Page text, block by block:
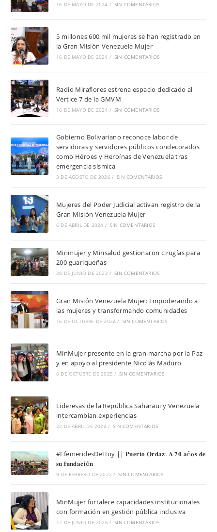
16 DE MAYO DE 2024 / SIN COMENTARIOS
5 millones 600 mil mujeres se han registrado en
la Gran Misión Venezuela Mujer
16 DE MAYO DE 2024 / SIN COMENTARIOS
Radio Miraflores estrena espacio dedicado al
Vértice 7 de la GMVM
16 DE MAYO DE 2024 / SIN COMENTARIOS
Gobierno Bolivariano reconoce labor de
servidoras y servidores públicos condecorados
como Héroes y Heroínas de Venezuela tras
emergencia sísmica
3 DE AGOSTO DE 2026 / SIN COMENTARIOS
Mujeres del Poder Judicial activan registro de la
Gran Misión Venezuela Mujer
6 DE ABRIL DE 2024 / SIN COMENTARIOS
Minmujer y Minsalud gestionaron cirugías para
200 guariqueñas
28 DE JUNIO DE 2022 / SIN COMENTARIOS
Gran Misión Venezuela Mujer: Empoderando a
las mujeres y transformando comunidades
16 DE OCTUBRE DE 2024 / SIN COMENTARIOS
MinMujer presente en la gran marcha por la Paz
y en apoyo al presidente Nicolás Maduro
6 DE OCTUBRE DE 2025 / SIN COMENTARIOS
Lideresas de la República Saharaui y Venezuela
intercambian experiencias
22 DE ABRIL DE 2024 / SIN COMENTARIOS
#EfemeridesDeHoy || 𝐏𝐮𝐞𝐫𝐭𝐨 𝐎𝐫𝐝𝐚𝐳: 𝐀 𝟕𝟎 𝐚ñ𝐨𝐬 𝐝𝐞
𝐬𝐮 𝐟𝐮𝐧𝐝𝐚𝐜𝐢ó𝐧
9 DE FEBRERO DE 2022 / SIN COMENTARIOS
MinMujer fortalece capacidades institucionales
con formación en gestión pública inclusiva
12 DE JUNIO DE 2026 / SIN COMENTARIOS